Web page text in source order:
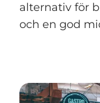
alternativ för
och en god